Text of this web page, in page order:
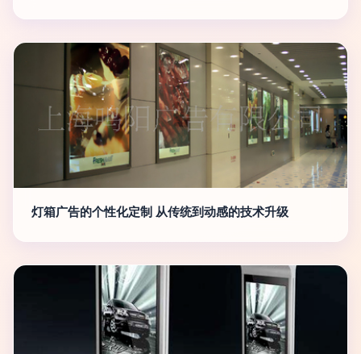
灯箱广告的个性化定制 从传统到动感的技术升级